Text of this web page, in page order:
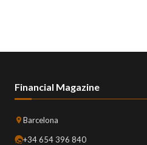
Financial Magazine
Barcelona
+34 654 396 840